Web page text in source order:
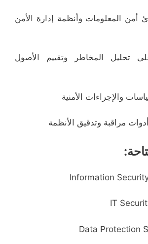
أمن المعلومات وأنظمة إدارة الأمن
تحليل المخاطر وتقييم الأصول
والإجراءات الأمنية
مراقبة وتدقيق الأنظمة
Information
IT
Data Protection